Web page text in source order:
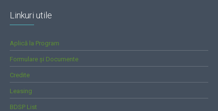
Linkuri utile
Aplică la Program
Formulare și Documente
Credite
Leasing
BDSP List